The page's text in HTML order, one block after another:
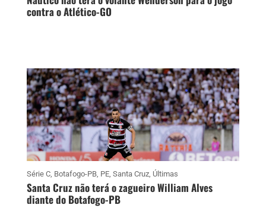
contra o Atlético-GO
Série C, Botafogo-PB, PE, Santa Cruz, Últimas
Santa Cruz não terá o zagueiro William Alves
diante do Botafogo-PB